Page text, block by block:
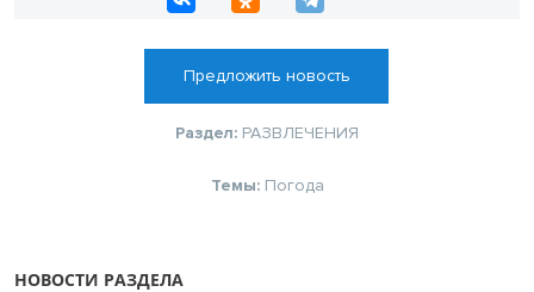
Предложить новость
Раздел: РАЗВЛЕЧЕНИЯ
Темы: Погода
НОВОСТИ РАЗДЕЛА